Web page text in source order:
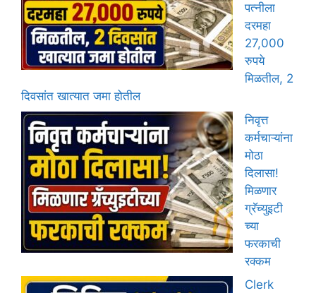
पत्नीला
दरमहा
27,000
रुपये
मिळतील, 2
दिवसांत खात्यात जमा होतील
निवृत्त
कर्मचाऱ्यांना
मोठा
दिलासा!
मिळणार
ग्रॅच्युइटी
च्या
फरकाची
रक्कम
Clerk